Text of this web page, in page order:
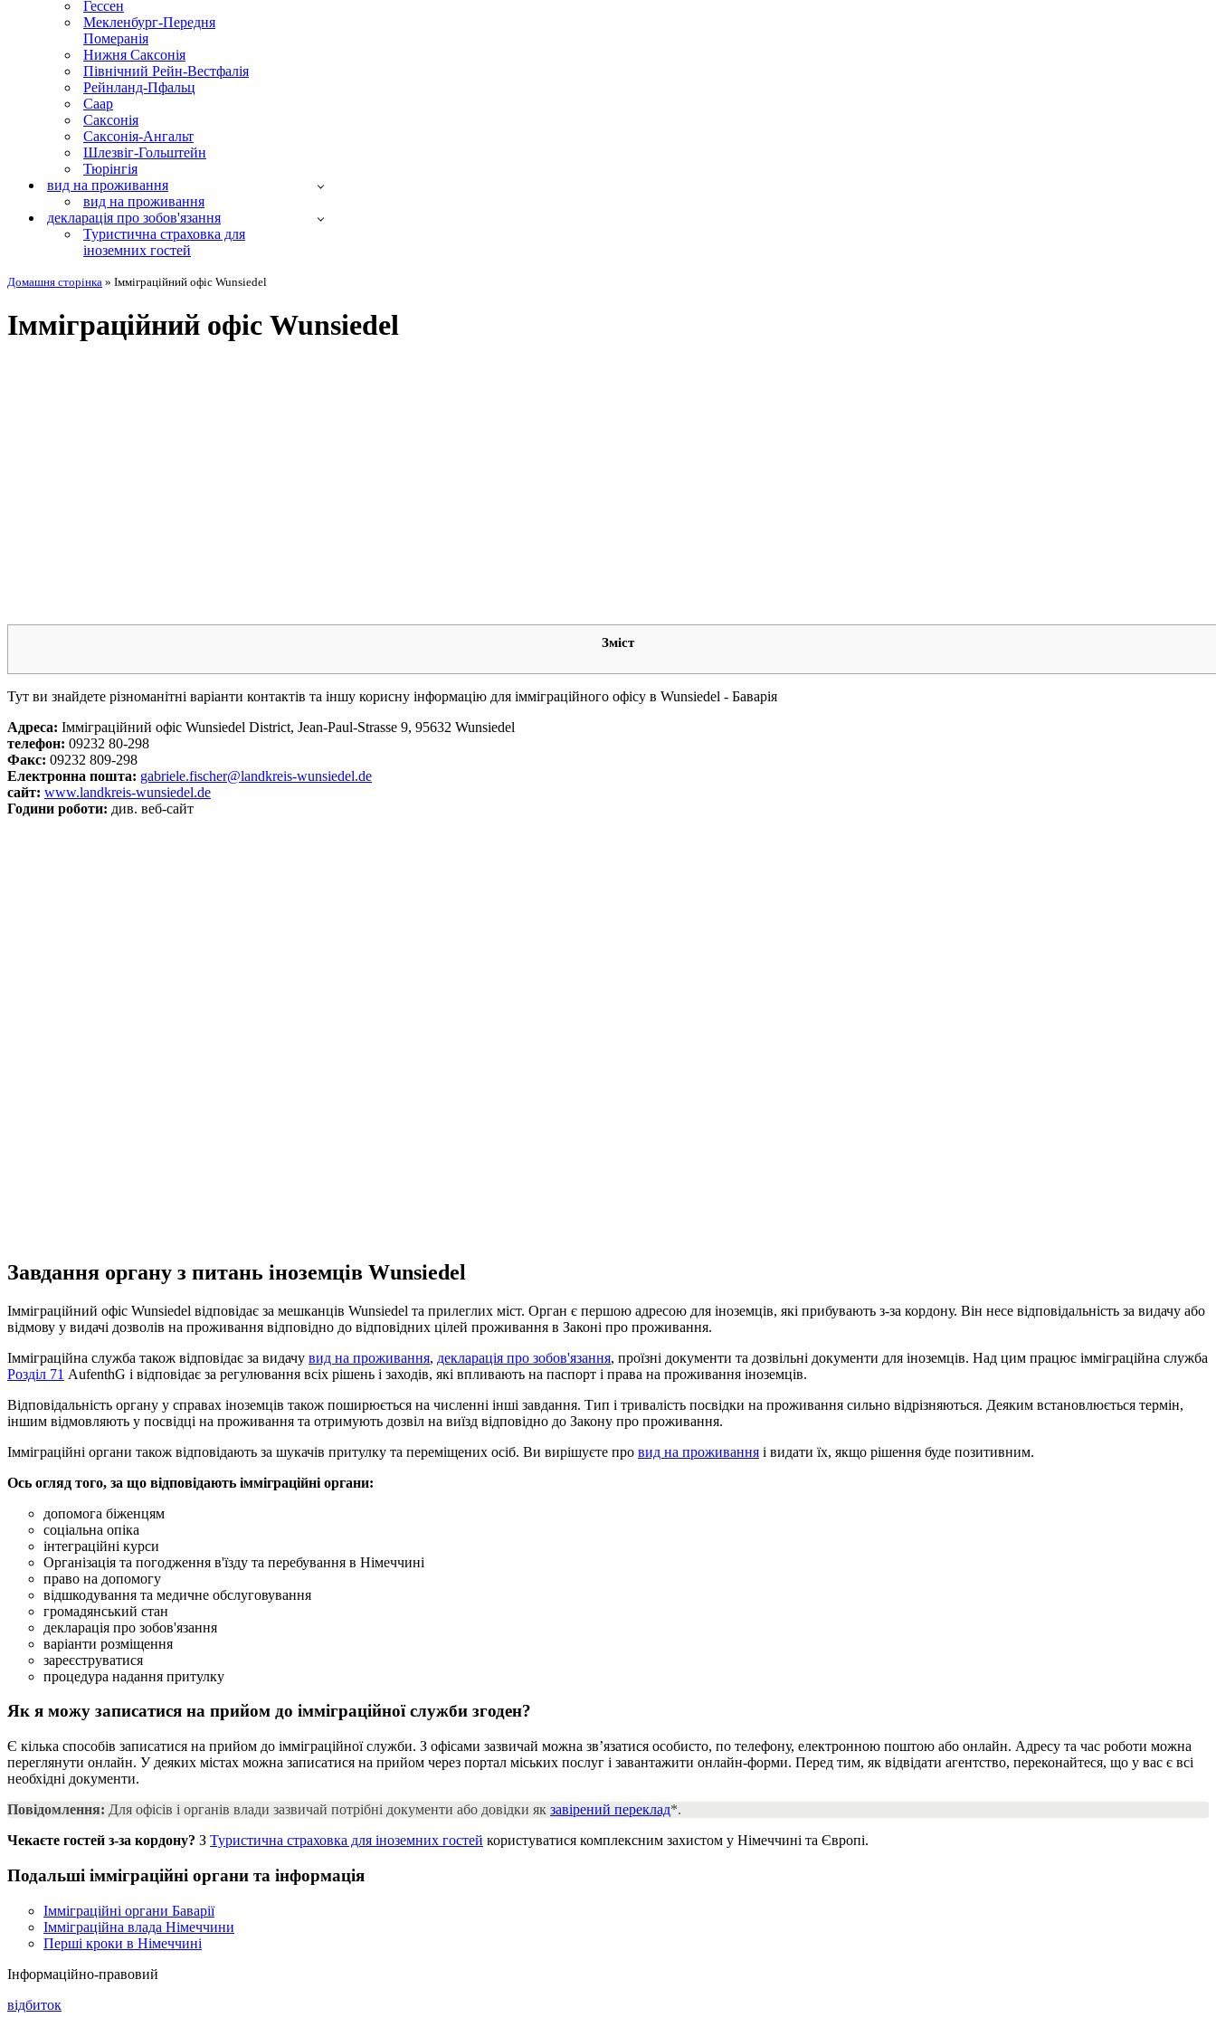
Гессен
Мекленбург-Передня
Померанія
Нижня Саксонія
Північний Рейн-Вестфалія
Рейнланд-Пфальц
Саар
Саксонія
Саксонія-Ангальт
Шлезвіг-Гольштейн
Тюрінгія
вид на проживання
вид на проживання
декларація про зобов'язання
Туристична страховка для
іноземних гостей
Домашня сторінка » Імміграційний офіс Wunsiedel
Імміграційний офіс Wunsiedel
Зміст
Тут ви знайдете різноманітні варіанти контактів та іншу корисну інформацію для імміграційного офісу в Wunsiedel - Баварія
Адреса: Імміграційний офіс Wunsiedel District, Jean-Paul-Strasse 9, 95632 Wunsiedel
телефон: 09232 80-298
Факс: 09232 809-298
Електронна пошта: gabriele.fischer@landkreis-wunsiedel.de
сайт: www.landkreis-wunsiedel.de
Години роботи: див. веб-сайт
Завдання органу з питань іноземців Wunsiedel
Імміграційний офіс Wunsiedel відповідає за мешканців Wunsiedel та прилеглих міст. Орган є першою адресою для іноземців, які прибувають з-за кордону. Він несе відповідальність за видачу або
відмову у видачі дозволів на проживання відповідно до відповідних цілей проживання в Законі про проживання.
Імміграційна служба також відповідає за видачу вид на проживання, декларація про зобов'язання, проїзні документи та дозвільні документи для іноземців. Над цим працює імміграційна служба
Розділ 71 AufenthG і відповідає за регулювання всіх рішень і заходів, які впливають на паспорт і права на проживання іноземців.
Відповідальність органу у справах іноземців також поширюється на численні інші завдання. Тип і тривалість посвідки на проживання сильно відрізняються. Деяким встановлюється термін,
іншим відмовляють у посвідці на проживання та отримують дозвіл на виїзд відповідно до Закону про проживання.
Імміграційні органи також відповідають за шукачів притулку та переміщених осіб. Ви вирішуєте про вид на проживання і видати їх, якщо рішення буде позитивним.
Ось огляд того, за що відповідають імміграційні органи:
допомога біженцям
соціальна опіка
інтеграційні курси
Організація та погодження в'їзду та перебування в Німеччині
право на допомогу
відшкодування та медичне обслуговування
громадянський стан
декларація про зобов'язання
варіанти розміщення
зареєструватися
процедура надання притулку
Як я можу записатися на прийом до імміграційної служби згоден?
Є кілька способів записатися на прийом до імміграційної служби. З офісами зазвичай можна зв’язатися особисто, по телефону, електронною поштою або онлайн. Адресу та час роботи можна
переглянути онлайн. У деяких містах можна записатися на прийом через портал міських послуг і завантажити онлайн-форми. Перед тим, як відвідати агентство, переконайтеся, що у вас є всі
необхідні документи.
Повідомлення: Для офісів і органів влади зазвичай потрібні документи або довідки як завірений переклад*.
Чекаєте гостей з-за кордону? З Туристична страховка для іноземних гостей користуватися комплексним захистом у Німеччині та Європі.
Подальші імміграційні органи та інформація
Імміграційні органи Баварії
Імміграційна влада Німеччини
Перші кроки в Німеччині
Інформаційно-правовий
відбиток